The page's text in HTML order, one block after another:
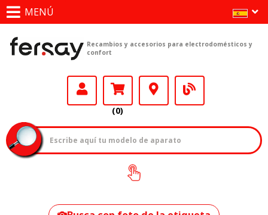
MENÚ
Recambios y accesorios para electrodomésticos y
confort
(0)
¿Cómo encontrar
tu modelo?